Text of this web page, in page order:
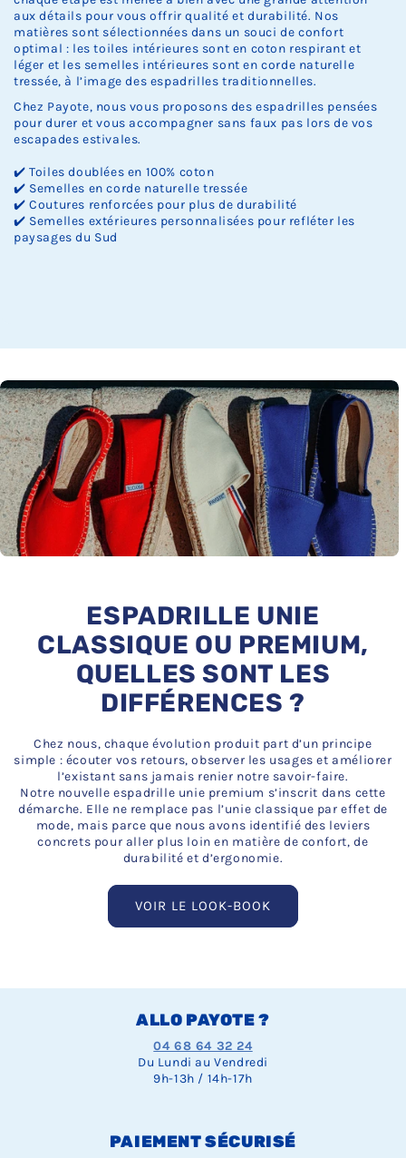
aux détails pour vous offrir qualité et durabilité. Nos
matières sont sélectionnées dans un souci de confort
optimal : les toiles intérieures sont en coton respirant et
léger et les semelles intérieures sont en corde naturelle
tressée, à l’image des espadrilles traditionnelles.
Chez Payote, nous vous proposons des espadrilles pensées
pour durer et vous accompagner sans faux pas lors de vos
escapades estivales.
✔️ Toiles doublées en 100% coton
✔️ Semelles en corde naturelle tressée
✔️ Coutures renforcées pour plus de durabilité
✔️ Semelles extérieures personnalisées pour refléter les
paysages du Sud
ESPADRILLE UNIE
CLASSIQUE OU PREMIUM,
QUELLES SONT LES
DIFFÉRENCES ?
Chez nous, chaque évolution produit part d’un principe
simple : écouter vos retours, observer les usages et améliorer
l’existant sans jamais renier notre savoir-faire.
Notre nouvelle espadrille unie premium s’inscrit dans cette
démarche. Elle ne remplace pas l’unie classique par effet de
mode, mais parce que nous avons identifié des leviers
concrets pour aller plus loin en matière de confort, de
durabilité et d’ergonomie.
VOIR LE LOOK-BOOK
ALLO PAYOTE ?
04 68 64 32 24
Du Lundi au Vendredi
9h-13h / 14h-17h
PAIEMENT SÉCURISÉ